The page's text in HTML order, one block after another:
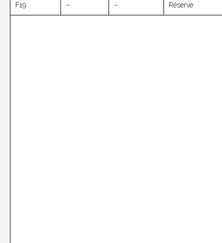
F19 – – Réserve